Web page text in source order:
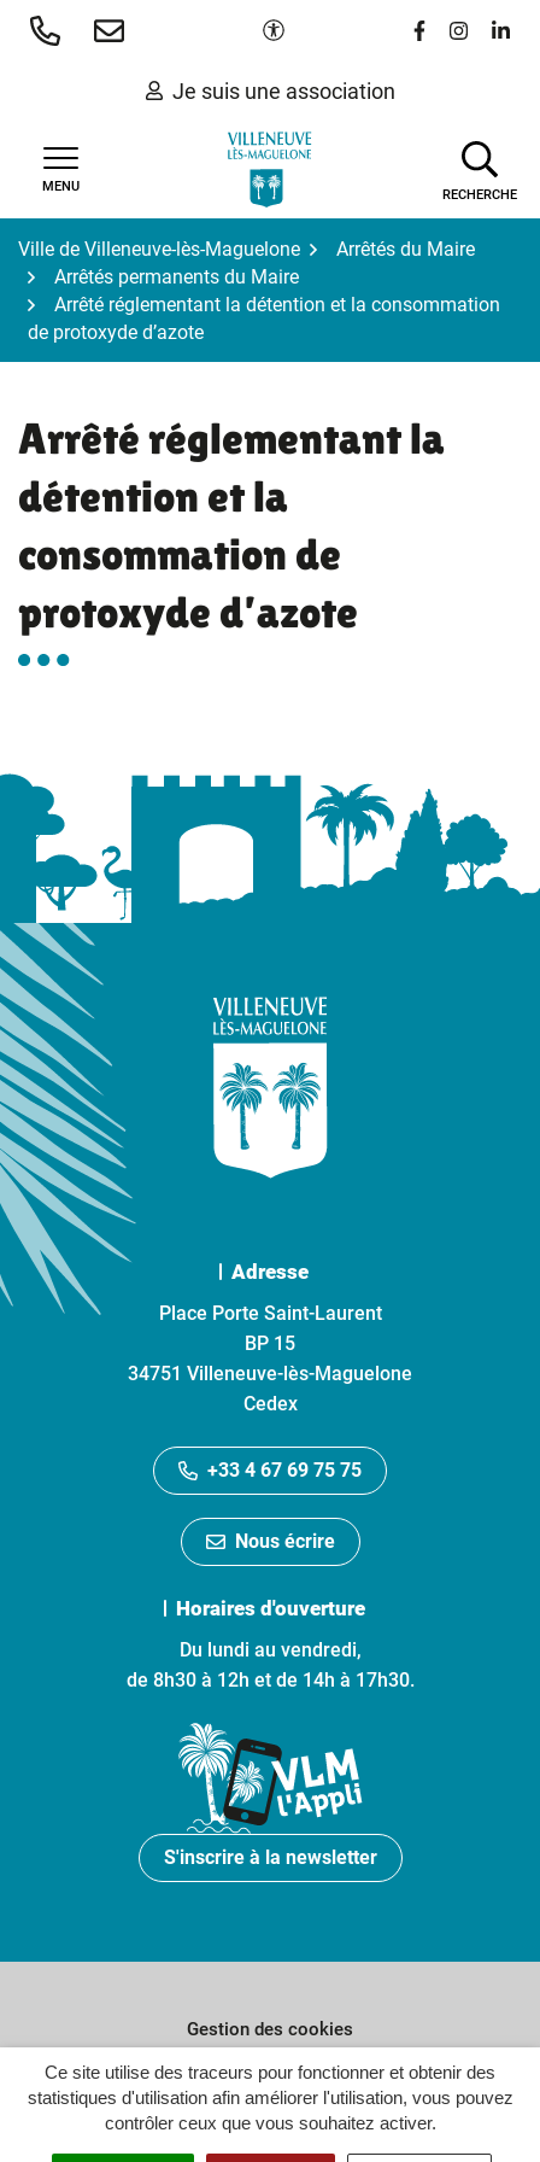
Ce site utilise des traceurs pour fonctionner et obtenir des
statistiques d'utilisation afin améliorer l'utilisation, vous pouvez
contrôler ceux que vous souhaitez activer.
Aller
Paramètres d'accessibilité
Lien vers le
Lien vers
Lien
Je suis une association
MENU
RECHERCHE
Ville de Villeneuve-lès-Maguelone
Arrêtés du Maire
Arrêtés permanents du Maire
Arrêté réglementant la détention et la consommation
de protoxyde d’azote
Arrêté réglementant la
détention et la
consommation de
protoxyde d’azote
Adresse
Place Porte Saint-Laurent
BP 15
34751 Villeneuve-lès-Maguelone
Cedex
+33 4 67 69 75 75
Nous écrire
Horaires d'ouverture
Du lundi au vendredi,
de 8h30 à 12h et de 14h à 17h30.
S'inscrire à la newsletter
Gestion des cookies
Plan du site
Politique de confidentialité